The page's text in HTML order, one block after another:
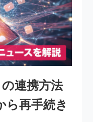
連携方法
再手続き